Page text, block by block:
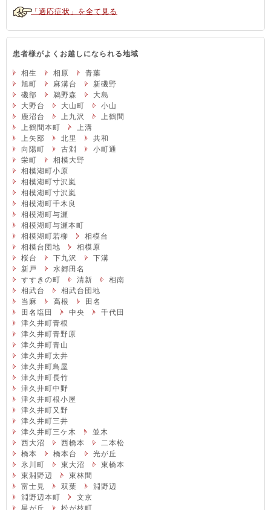
「適応症状」を全て見る
患者様がよくお越しになられる地域
相生 相原
青葉
旭町
麻溝台
新磯野
磯部
鵜野森
大島
大野台
大山町
小山
鹿沼台
上九沢
上鶴間
上鶴間本町
上溝
上矢部
北里
共和
向陽町
古淵
小町通
栄町
相模大野
相模湖町小原
相模湖町寸沢嵐
相模湖町寸沢嵐
相模湖町千木良
相模湖町与瀬
相模湖町与瀬本町
相模湖町若柳
相模台
相模台団地
相模原
桜台
下九沢
下溝
新戸
水郷田名
すすきの町
清新
相南
相武台
相武台団地
当麻
高根
田名
田名塩田
中央
千代田
津久井町青根
津久井町青野原
津久井町青山
津久井町太井
津久井町鳥屋
津久井町長竹
津久井町中野
津久井町根小屋
津久井町又野
津久井町三井
津久井町三ケ木
並木
西大沼
西橋本
二本松
橋本
橋本台
光が丘
氷川町
東大沼
東橋本
東淵野辺
東林間
富士見
双葉
淵野辺
淵野辺本町
文京